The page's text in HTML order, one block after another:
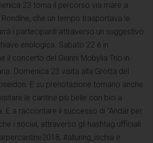
23 torna il percorso via mare a
che un tempo trasportava le
i partecipanti attraverso un suggestivo
enologica. Sabato 22 è in
il concerto del Gianni Mobylia Trio in
Domenica 23 visita alla Grotta del
E su prenotazione tornano anche
le cantine più belle con bici a
E a raccontare il successo di “Andar per
i social, attraverso gli hashtag ufficiali
#alluring_ischia e